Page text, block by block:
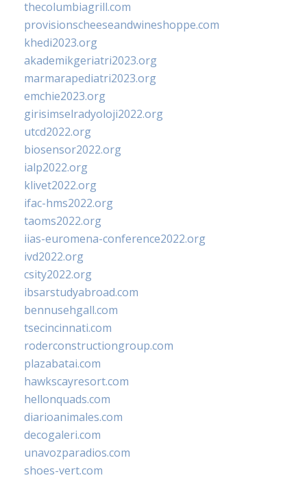
thecolumbiagrill.com
provisionscheeseandwineshoppe.com
khedi2023.org
akademikgeriatri2023.org
marmarapediatri2023.org
emchie2023.org
girisimselradyoloji2022.org
utcd2022.org
biosensor2022.org
ialp2022.org
klivet2022.org
ifac-hms2022.org
taoms2022.org
iias-euromena-conference2022.org
ivd2022.org
csity2022.org
ibsarstudyabroad.com
bennusehgall.com
tsecincinnati.com
roderconstructiongroup.com
plazabatai.com
hawkscayresort.com
hellonquads.com
diarioanimales.com
decogaleri.com
unavozparadios.com
shoes-vert.com